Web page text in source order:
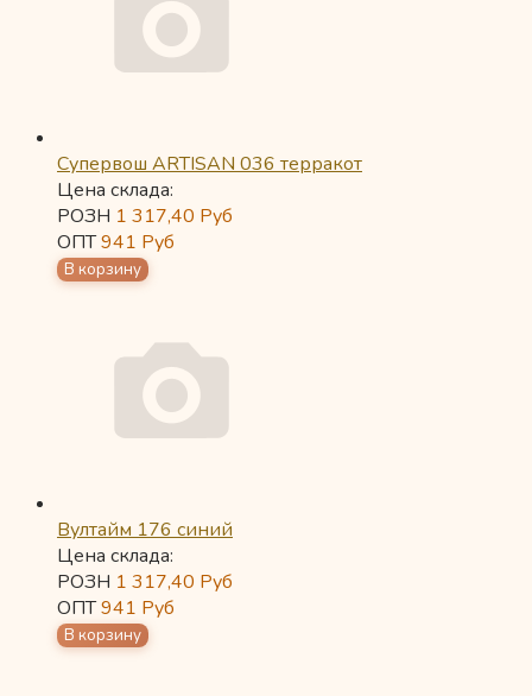
Супервош ARTISAN 036 терракот
Цена склада:
РОЗН 1 317,40 Руб
ОПТ941 Руб
Вултайм 176 синий
Цена склада:
РОЗН 1 317,40 Руб
ОПТ941 Руб